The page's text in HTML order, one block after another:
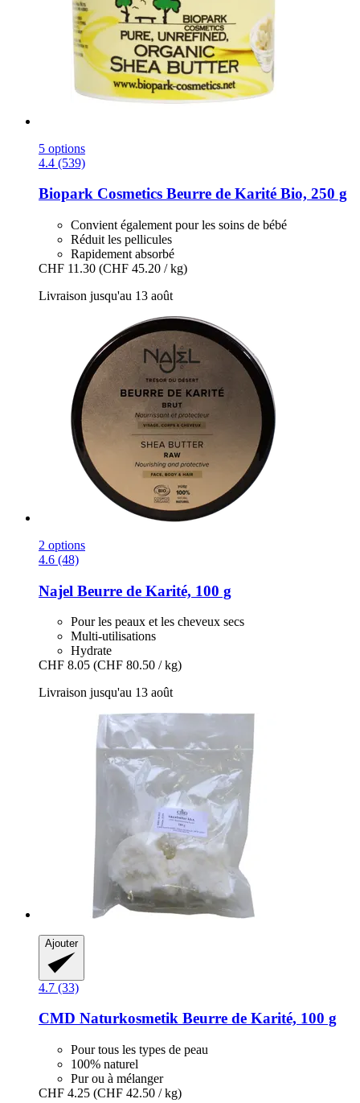
5 options
4.4 (539)
Biopark Cosmetics Beurre de Karité Bio, 250 g
Convient également pour les soins de bébé
Réduit les pellicules
Rapidement absorbé
CHF 11.30 (CHF 45.20 / kg)
Livraison jusqu'au 13 août
2 options
4.6 (48)
Najel Beurre de Karité, 100 g
Pour les peaux et les cheveux secs
Multi-utilisations
Hydrate
CHF 8.05 (CHF 80.50 / kg)
Livraison jusqu'au 13 août
Ajouter
4.7 (33)
CMD Naturkosmetik Beurre de Karité, 100 g
Pour tous les types de peau
100% naturel
Pur ou à mélanger
CHF 4.25 (CHF 42.50 / kg)